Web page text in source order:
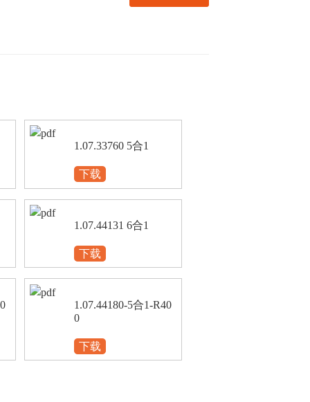
1.07.33760 5合1
下载
1.07.44131 6合1
下载
1.07.44180-5合1-R40
0
下载